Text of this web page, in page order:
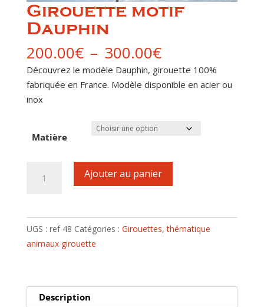
Girouette motif
Dauphin
200.00€ – 300.00€Plage
de
prix :
300.00€
Découvrez le modèle Dauphin, girouette 100%
fabriquée en France. Modèle disponible en acier ou
inox
Matière
Dauphin
Ajouter au panier
UGS : ref 48 Catégories : Girouettes,thématique
animaux girouette
Description